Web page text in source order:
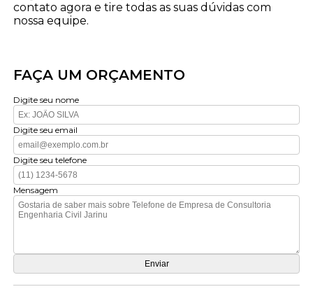
contato agora e tire todas as suas dúvidas com
nossa equipe.
FAÇA UM ORÇAMENTO
Digite seu nome
Digite seu email
Digite seu telefone
Mensagem